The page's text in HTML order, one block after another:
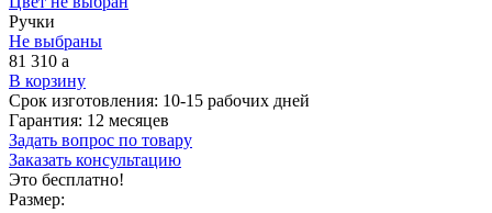
Ручки
Не выбраны
81 310 a
В корзину
Срок изготовления: 10-15 рабочих дней
Гарантия: 12 месяцев
Задать вопрос по товару
Заказать консультацию
Это бесплатно!
Размер: